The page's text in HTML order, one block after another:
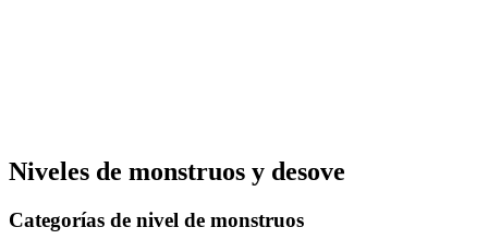
Niveles de monstruos y desove
Categorías de nivel de monstruos